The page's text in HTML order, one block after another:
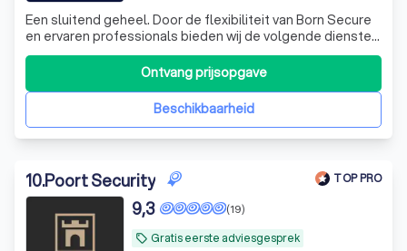
Een sluitend geheel. Door de flexibiliteit van Born Secure
en ervaren professionals bieden wij de volgende diensten:
✔️ Object beveiliging ✔️Nachtbewaking ✔️Hotelbeveiliging
✔️ Ad hoc beveiliging Wil je meer weten? Stuur ons dan
een bericht.
Beschikbaarheid
Ontvang prijsopgave
10.Poort Security TOP PRO
local_offer Gratis eerste adviesgesprek
(19)
9,3